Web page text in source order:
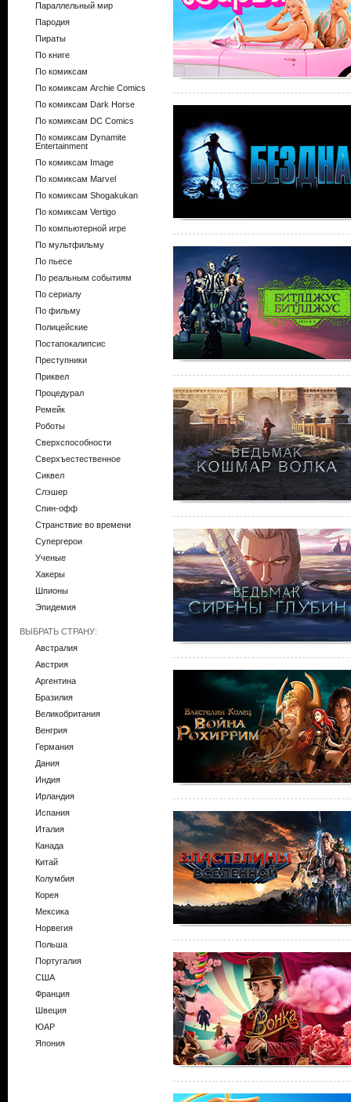
Параллельный мир
Пародия
Пираты
По книге
По комиксам
По комиксам Archie Comics
По комиксам Dark Horse
По комиксам DC Comics
По комиксам Dynamite
Entertainment
По комиксам Image
По комиксам Marvel
По комиксам Shogakukan
По комиксам Vertigo
По компьютерной игре
По мультфильму
По пьесе
По реальным событиям
По сериалу
По фильму
Полицейские
Постапокалипсис
Преступники
Приквел
Процедурал
Ремейк
Роботы
Сверхспособности
Сверхъестественное
Сиквел
Слэшер
Спин-офф
Странствие во времени
Супергерои
Ученые
Хакеры
Шпионы
Эпидемия
ВЫБРАТЬ СТРАНУ:
Австралия
Австрия
Аргентина
Бразилия
Великобритания
Венгрия
Германия
Дания
Индия
Ирландия
Испания
Италия
Канада
Китай
Колумбия
Корея
Мексика
Норвегия
Польша
Португалия
США
Франция
Швеция
ЮАР
Япония